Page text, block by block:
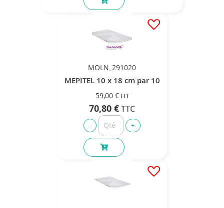
MOLN_291020
MEPITEL 10 x 18 cm par 10
59,00 €
70,80 €